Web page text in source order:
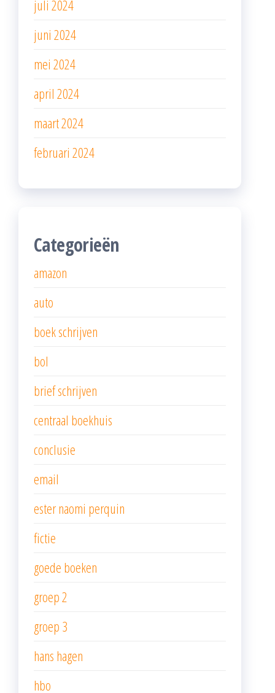
juli 2024
juni 2024
mei 2024
april 2024
maart 2024
februari 2024
Categorieën
amazon
auto
boek schrijven
bol
brief schrijven
centraal boekhuis
conclusie
email
ester naomi perquin
fictie
goede boeken
groep 2
groep 3
hans hagen
hbo